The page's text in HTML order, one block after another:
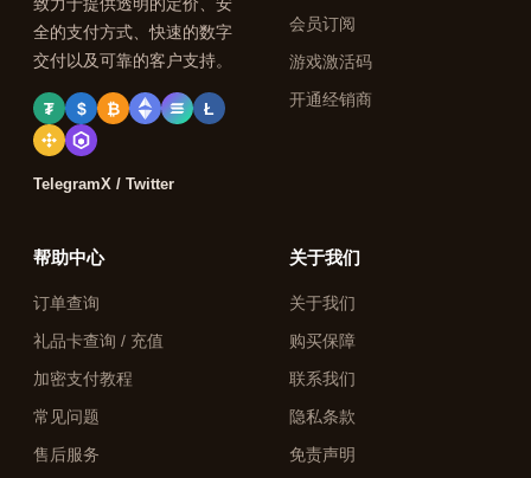
致力于提供透明的定价、安
全的支付方式、快速的数字
交付以及可靠的客户支持。
₮ $ ₿ Ł
TelegramX / Twitter
会员订阅
游戏激活码
开通经销商
帮助中心
订单查询
礼品卡查询 / 充值
加密支付教程
常见问题
售后服务
关于我们
关于我们
购买保障
联系我们
隐私条款
免责声明